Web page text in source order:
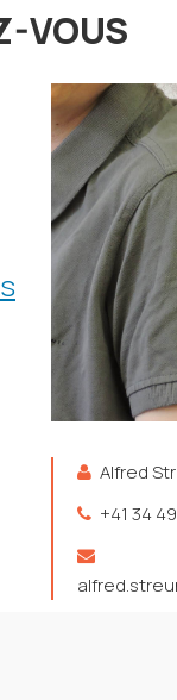
VOUS
Alfred
+41 34